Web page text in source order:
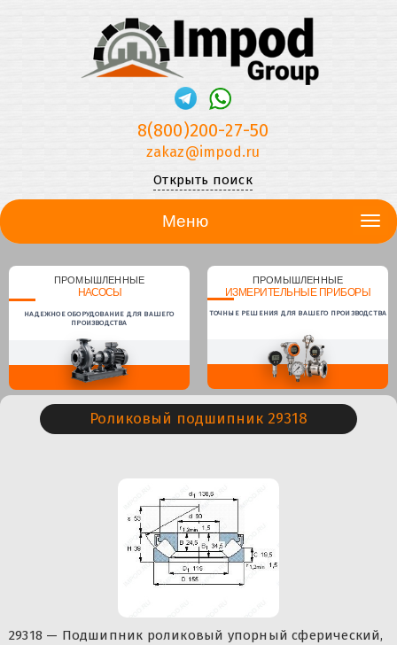
8(800)200-27-50
zakaz@impod.ru
Открыть поиск
Меню
ПРОМЫШЛЕННЫЕ
НАСОСЫ
НАДЕЖНОЕ ОБОРУДОВАНИЕ ДЛЯ ВАШЕГО
ПРОИЗВОДСТВА
ПРОМЫШЛЕННЫЕ
ИЗМЕРИТЕЛЬНЫЕ ПРИБОРЫ
ТОЧНЫЕ РЕШЕНИЯ ДЛЯ ВАШЕГО ПРОИЗВОДСТВА
Роликовый подшипник 29318
29318 — Подшипник роликовый упорный сферический,